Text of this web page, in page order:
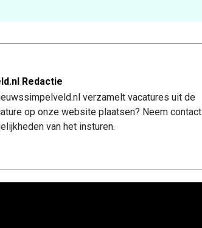
Redactie
verzamelt vacatures uit de
op onze website plaatsen? Neem contact
van het insturen.